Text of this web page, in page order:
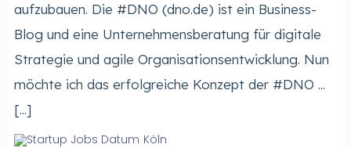
aufzubauen. Die #DNO (dno.de) ist ein Business-
Blog und eine Unternehmensberatung für digitale
Strategie und agile Organisationsentwicklung. Nun
möchte ich das erfolgreiche Konzept der #DNO ...
[...]
Köln